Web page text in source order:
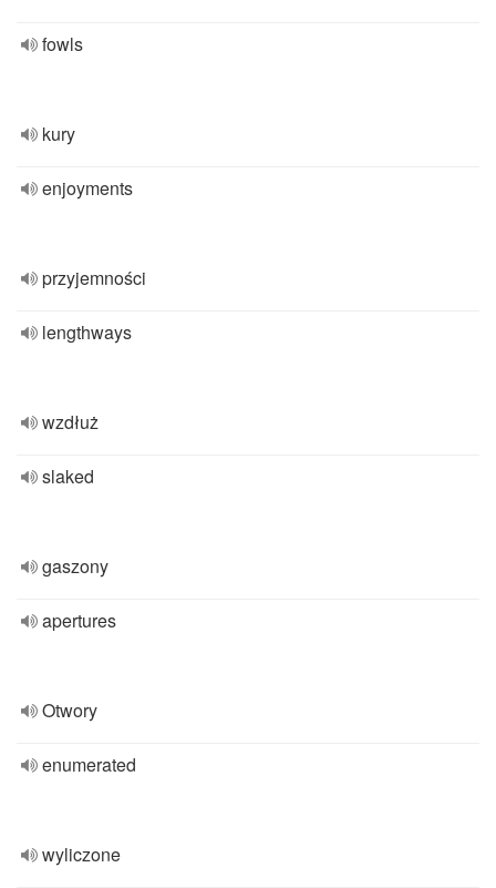
fowls
kury
enjoyments
przyjemności
lengthways
wzdłuż
slaked
gaszony
apertures
Otwory
enumerated
wyliczone